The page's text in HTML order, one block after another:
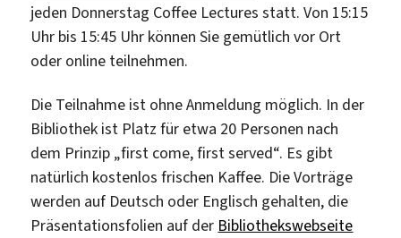
jeden Donnerstag Coffee Lectures statt. Von 15:15
Uhr bis 15:45 Uhr können Sie gemütlich vor Ort
oder online teilnehmen.
Die Teilnahme ist ohne Anmeldung möglich. In der
Bibliothek ist Platz für etwa 20 Personen nach
dem Prinzip „first come, first served“. Es gibt
natürlich kostenlos frischen Kaffee. Die Vorträge
werden auf Deutsch oder Englisch gehalten, die
Präsentationsfolien auf der Bibliothekswebseite